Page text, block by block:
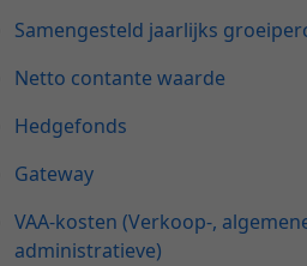
Samengesteld jaarlijks
Netto contante waarde
Hedgefonds
Gateway
VAA-kosten (Verkoop-,
administratieve)